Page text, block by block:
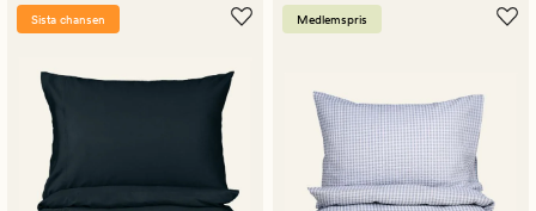
Sista chansen Medlemspris